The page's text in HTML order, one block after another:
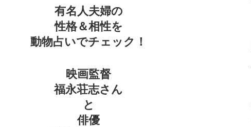
有名人夫婦の
性格＆相性を
動物占いでチェック！
映画監督
福永荘志さん
と
俳優